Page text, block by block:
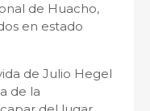
de Huacho,
en estado
de Julio Hegel
de la